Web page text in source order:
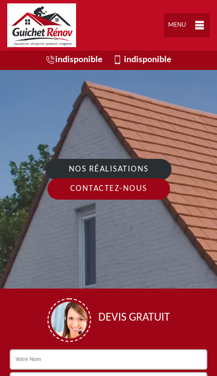
MENU
indisponible indisponible
NOS RÉALISATIONS
CONTACTEZ-NOUS
DEVIS GRATUIT